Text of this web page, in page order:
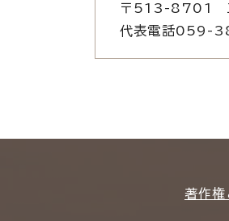
〒513-8701 三
代表電話059-
著作権